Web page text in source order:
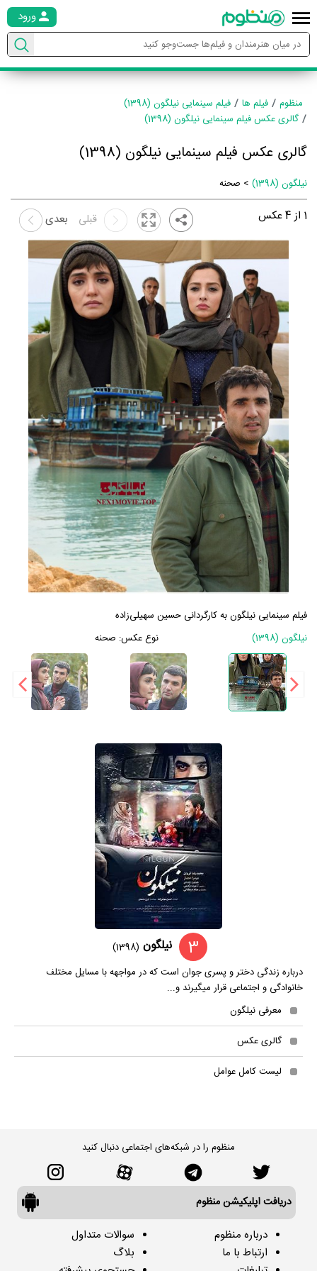
ورود
منظوم فیلم ها
فیلم سینمایی نیلگون (1398)
گالری عکس فیلم سینمایی نیلگون (1398)
گالری عکس فیلم سینمایی نیلگون (1398)
نیلگون (1398) > صحنه
1 از4عکس بعدی قبلی
فیلم سینمایی نیلگون به کارگردانی حسین سهیلی‌زاده
نیلگون (1398)
نوع عکس: صحنه
3 نیلگون (1398)
درباره زندگی دختر و پسری جوان است که در مواجهه با مسایل مختلف
خانوادگی و اجتماعی قرار میگیرند و...
معرفی نیلگون
گالری عکس
لیست کامل عوامل
منظوم را در شبکه‌های اجتماعی دنبال کنید
دریافت اپلیکیشن منظوم
درباره منظوم
ارتباط با ما
سوالات متداول
بلاگ